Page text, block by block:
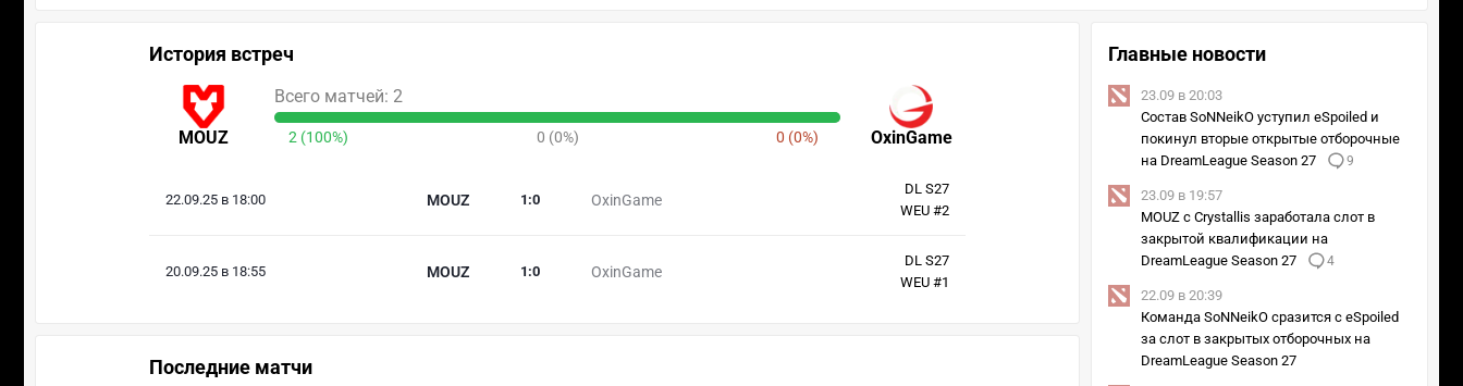
История встреч
MOUZ OxinGame
Всего матчей: 2
2 (100%) 0 (0%) 0 (0%)
22.09.25 в 18:00 MOUZ OxinGame
1 :0
DL S27
WEU #2
20.09.25 в 18:55 MOUZ OxinGame
1 :0
DL S27
WEU #1
Последние матчи
Главные новости
23.09 в 20:03
Состав SoNNeikO уступил eSpoiled и
покинул вторые открытые отборочные
на DreamLeague Season 27
9
23.09 в 19:57
MOUZ с Crystallis заработала слот в
закрытой квалификации на
DreamLeague Season 27
4
22.09 в 20:39
Команда SoNNeikO сразится с eSpoiled
за слот в закрытых отборочных на
DreamLeague Season 27